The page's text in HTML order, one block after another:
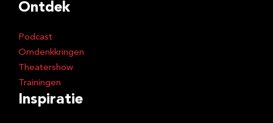
Ontdek
Podcast
Omdenkkringen
Theatershow
Trainingen
Inspiratie